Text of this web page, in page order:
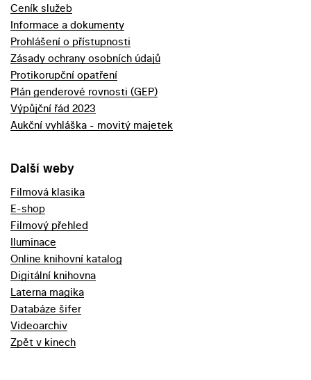
Ceník služeb
Informace a dokumenty
Prohlášení o přístupnosti
Zásady ochrany osobních údajů
Protikorupční opatření
Plán genderové rovnosti (GEP)
Výpůjční řád 2023
Aukční vyhláška - movitý majetek
Další weby
Filmová klasika
E-shop
Filmový přehled
Iluminace
Online knihovní katalog
Digitální knihovna
Laterna magika
Databáze šifer
Videoarchiv
Zpět v kinech